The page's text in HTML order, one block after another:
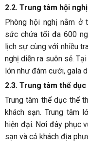
2.2. Trung tâm hội nghị
Phòng hội nghị nằm ở
sức chứa tối đa 600
lịch sự cùng với nhiều
nghị diễn ra suôn sẻ.
lớn như đám cưới, gala
2.3. Trung tâm thể
Trung tâm thể dục thể
khách sạn. Trung tâm
hiện đại. Nơi đây phục
sạn và cả khách địa